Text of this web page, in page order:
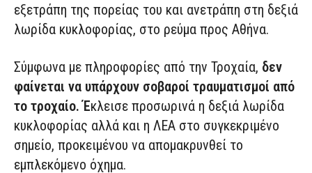
εξετράπη της πορείας του και ανετράπη στη δεξιά
λωρίδα κυκλοφορίας, στο ρεύμα προς Αθήνα.
Σύμφωνα με πληροφορίες από την Τροχαία, δεν
φαίνεται να υπάρχουν σοβαροί τραυματισμοί από
το τροχαίο. Έκλεισε προσωρινά η δεξιά λωρίδα
κυκλοφορίας αλλά και η ΛΕΑ στο συγκεκριμένο
σημείο, προκειμένου να απομακρυνθεί το
εμπλεκόμενο όχημα.